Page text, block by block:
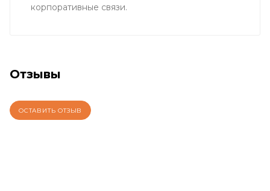
корпоративные связи.
Отзывы
ОСТАВИТЬ ОТЗЫВ